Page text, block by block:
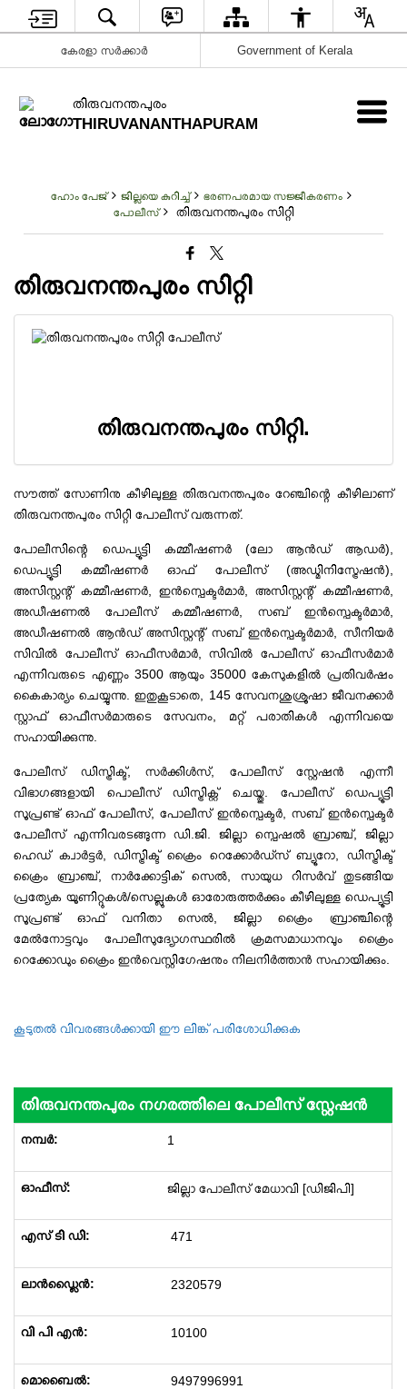
കേരളാ സർക്കാർ Government of Kerala
തിരുവനന്തപുരം
THIRUVANANTHAPURAM
ഹോം പേജ് ജില്ലയെ കുറിച്ച്
ഭരണപരമായ സജ്ജീകരണം
പോലീസ്
തിരുവനന്തപുരം സിറ്റി
തിരുവനന്തപുരം സിറ്റി
തിരുവനന്തപുരം സിറ്റി.
സൗത്ത് സോണിനു കീഴിലുള്ള തിരുവനന്തപുരം റേഞ്ചിന്റെ കീഴിലാണ്
തിരുവനന്തപുരം സിറ്റി പോലീസ് വരുന്നത്.
പോലീസിന്റെ ഡെപ്യൂട്ടി കമ്മീഷണർ (ലോ ആൻഡ് ആഡർ),
ഡെപ്യൂട്ടി കമ്മീഷണർ ഓഫ് പോലീസ് (അഡ്മിനിസ്ട്രേഷൻ),
അസിസ്റ്റന്റ് കമ്മീഷണർ, ഇൻസ്പെക്ടർമാർ, അസിസ്റ്റന്റ് കമ്മീഷണർ,
അഡീഷണൽ പോലീസ് കമ്മീഷണർ, സബ് ഇൻസ്പെക്ടർമാർ,
അഡീഷണൽ ആൻഡ് അസിസ്റ്റന്റ് സബ് ഇൻസ്പെക്ടർമാർ, സീനിയർ
സിവിൽ പോലീസ് ഓഫീസർമാർ, സിവിൽ പോലീസ് ഓഫീസർമാർ
എന്നിവരുടെ എണ്ണം 3500 ആയും 35000 കേസുകളിൽ പ്രതിവർഷം
കൈകാര്യം ചെയ്യുന്നു. ഇതുകൂടാതെ, 145 സേവനശുശ്രൂഷാ ജീവനക്കാർ
സ്റ്റാഫ് ഓഫീസർമാരുടെ സേവനം, മറ്റ് പരാതികൾ എന്നിവയെ
സഹായിക്കുന്നു.
പോലീസ് ഡിസ്ട്രിക്ട്, സർക്കിൾസ്, പോലീസ് സ്റ്റേഷൻ എന്നീ
വിഭാഗങ്ങളായി പൊലീസ് ഡിസ്ട്രിക്റ്റ് ചെയ്തു. പോലീസ് ഡെപ്യൂട്ടി
സൂപ്രണ്ട് ഓഫ് പോലീസ്, പോലീസ് ഇൻസ്പെക്ടർ, സബ് ഇൻസ്പെക്ടർ
പോലീസ് എന്നിവരടങ്ങുന്ന ഡി.ജി. ജില്ലാ സ്പെഷൽ ബ്രാഞ്ച്, ജില്ലാ
ഹെഡ് ക്വാർട്ടർ, ഡിസ്ട്രിക്ട് ക്രൈം റെക്കോർഡ്സ് ബ്യൂറോ, ഡിസ്ട്രിക്ട്
ക്രൈം ബ്രാഞ്ച്, നാർക്കോട്ടിക് സെൽ, സായുധ റിസർവ് തുടങ്ങിയ
പ്രത്യേക യൂണിറ്റുകൾ/സെല്ലുകൾ ഓരോരുത്തർക്കും കീഴിലുള്ള ഡെപ്യൂട്ടി
സൂപ്രണ്ട് ഓഫ് വനിതാ സെൽ, ജില്ലാ ക്രൈം ബ്രാഞ്ചിന്റെ
മേൽനോട്ടവും പോലീസുദ്യോഗസ്ഥരിൽ ക്രമസമാധാനവും ക്രൈം
റെക്കോഡും ക്രൈം ഇൻവെസ്റ്റിഗേഷനും നിലനിർത്താൻ സഹായിക്കും.
കൂടുതൽ വിവരങ്ങൾക്കായി ഈ ലിങ്ക് പരിശോധിക്കുക
തിരുവനന്തപുരം നഗരത്തിലെ പോലീസ് സ്റ്റേഷൻ‍
1
ജില്ലാ പോലീസ് മേധാവി [ഡിജിപി]
471
2320579
10100
9497996991